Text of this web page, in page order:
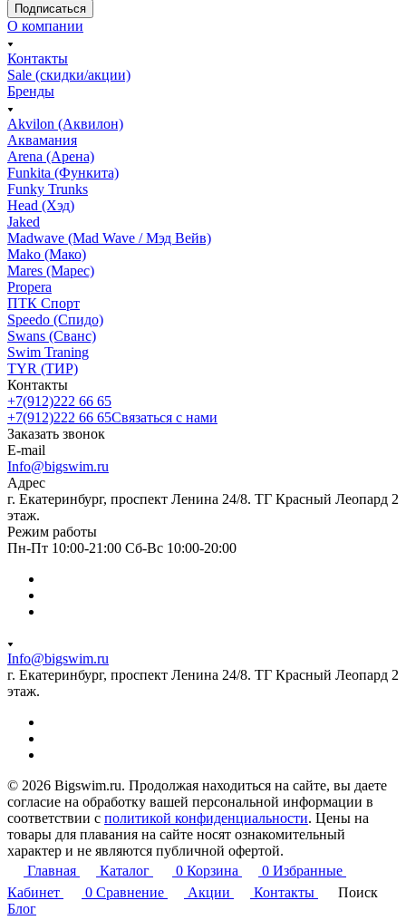
Подписаться
О компании
Контакты
Sale (скидки/акции)
Бренды
Akvilon (Аквилон)
Аквамания
Arena (Арена)
Funkita (Функита)
Funky Trunks
Head (Хэд)
Jaked
Madwave (Mad Wave / Мэд Вейв)
Mako (Мако)
Mares (Марес)
Propera
ПТК Спорт
Speedo (Спидо)
Swans (Сванс)
Swim Traning
TYR (ТИР)
Контакты
+7(912)222 66 65
+7(912)222 66 65Связаться с нами
Заказать звонок
E-mail
Info@bigswim.ru
Адрес
г. Екатеринбург, проспект Ленина 24/8. ТГ Красный Леопард 2
этаж.
Режим работы
Пн-Пт 10:00-21:00 Сб-Вс 10:00-20:00
Info@bigswim.ru
г. Екатеринбург, проспект Ленина 24/8. ТГ Красный Леопард 2
этаж.
© 2026 Bigswim.ru. Продолжая находиться на сайте, вы даете
согласие на обработку вашей персональной информации в
соответствии с политикой конфиденциальности. Цены на
товары для плавания на сайте носят ознакомительный
характер и не являются публичной офертой.
Главная
Каталог 0 Корзина 0 Избранные
Кабинет
0 Сравнение Акции Контакты
Поиск
Блог